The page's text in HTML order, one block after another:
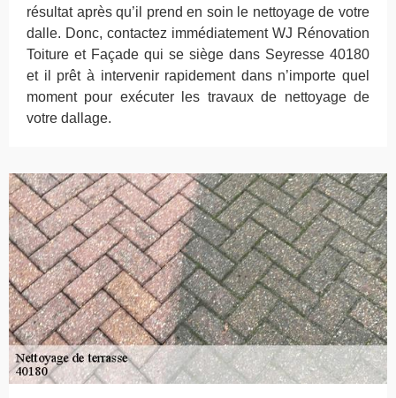
résultat après qu’il prend en soin le nettoyage de votre
dalle. Donc, contactez immédiatement WJ Rénovation
Toiture et Façade qui se siège dans Seyresse 40180
et il prêt à intervenir rapidement dans n’importe quel
moment pour exécuter les travaux de nettoyage de
votre dallage.